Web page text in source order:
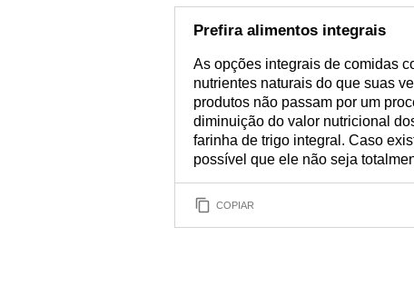
Prefira alimentos integrais
As opções integrais de comidas
nutrientes naturais do que suas
produtos não passam por um
diminuição do valor nutricional
farinha de trigo integral. Caso
possível que ele não seja
COPIAR